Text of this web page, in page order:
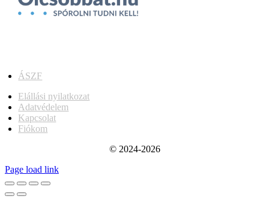
ÁSZF
Elállási nyilatkozat
Adatvédelem
Kapcsolat
Fiókom
© 2024-2026
Page load link